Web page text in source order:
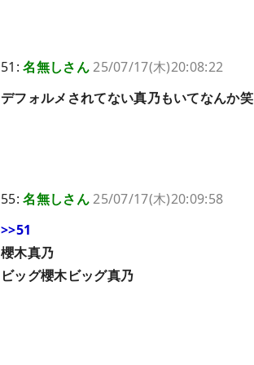
51:名無しさん25/07/17(木)20:08:22
デフォルメされてない真乃もいてなんか
55:名無しさん25/07/17(木)20:09:58
>>51
櫻木真乃
ビッグ櫻木ビッグ真乃